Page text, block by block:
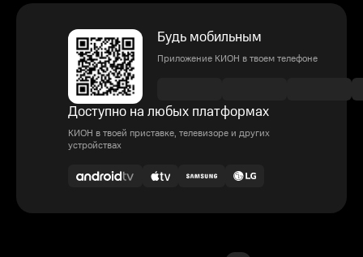
Будь мобильным
Приложение КИОН в твоем телефоне
Доступно на любых платформах
КИОН в твоей приставке, телевизоре и других
устройствах